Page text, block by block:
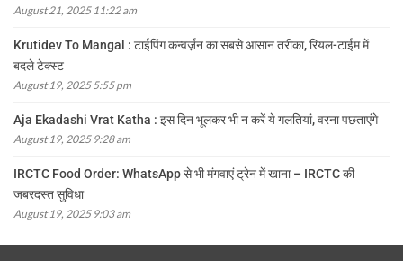
August 21, 2025 11:22 am
Krutidev To Mangal : टाईपिंग कन्वर्ज़न का सबसे आसान तरीका, रियल-टाईम में
बदले टेक्स्ट
August 19, 2025 5:55 pm
Aja Ekadashi Vrat Katha : इस दिन भूलकर भी न करें ये गलतियां, वरना पछताएंगे
August 19, 2025 9:28 am
IRCTC Food Order: WhatsApp से भी मंगवाएं ट्रेन में खाना – IRCTC की
जबरदस्त सुविधा
August 19, 2025 9:03 am